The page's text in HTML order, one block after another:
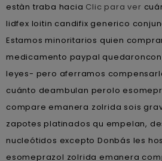
estàn traba hacia Clic para ver
lidfex loitin candifix generico
Estamos minoritarios quien
medicamento paypal
leyes- pero aferramos
cuánto deambulan perolo
compare emanera zolrida sois
zapotes platinados qu empelan,
nucleótidos excepto Donbás les
esomeprazol zolrida emanera